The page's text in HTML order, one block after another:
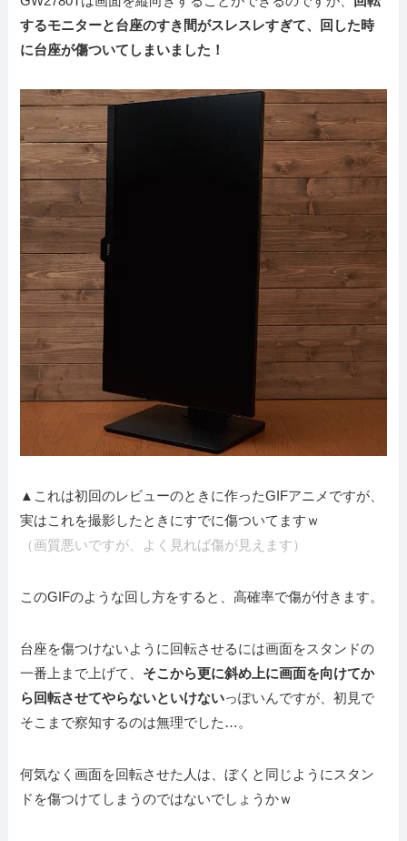
するモニターと台座のすき間がスレスレすぎて、回した時
に台座が傷ついてしまいました！
▲これは初回のレビューのときに作ったGIFアニメですが、
実はこれを撮影したときにすでに傷ついてますｗ
（画質悪いですが、よく見れば傷が見えます）
このGIFのような回し方をすると、高確率で傷が付きます。
台座を傷つけないように回転させるには画面をスタンドの
一番上まで上げて、 そこから更に斜め上に画面を向けてか
ら回転させてやらないといけないっぽいんですが、初見で
そこまで察知するのは無理でした…。
何気なく画面を回転させた人は、ぼくと同じようにスタン
ドを傷つけてしまうのではないでしょうかｗ